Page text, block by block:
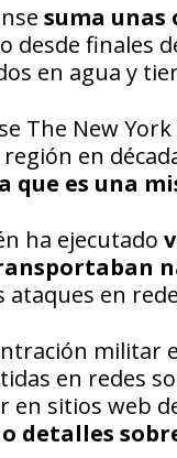
suma unas
desde finales
en agua y
The New
en
que es una
ha ejecutado
en
militar
en redes
en sitios web
detalles